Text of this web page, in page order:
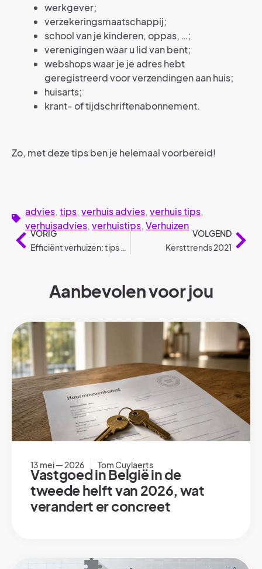
werkgever;
verzekeringsmaatschappij;
school van je kinderen, oppas, …;
verenigingen waar u lid van bent;
webshops waar je je adres hebt
geregistreerd voor verzendingen aan huis;
huisarts;
krant- of tijdschriftenabonnement.
Zo, met deze tips ben je helemaal voorbereid!
advies, tips, verhuis advies, verhuis tips,
verhuisadvies, verhuistips, Verhuizen
VORIG
Efficiënt verhuizen: tips & tricks
VOLGEND
Kersttrends 2021
Aanbevolen voor jou
13 mei — 2026 Tom Cuylaerts
Vastgoed in België in de
tweede helft van 2026, wat
verandert er concreet